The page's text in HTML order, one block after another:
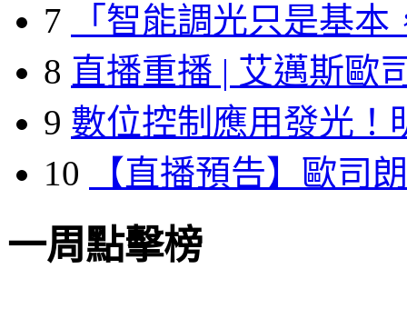
7
「智能調光只是基本
8 直播重播 | 艾邁斯歐
9 數位控制應用發光！
10
【直播預告】歐司
一周點擊榜